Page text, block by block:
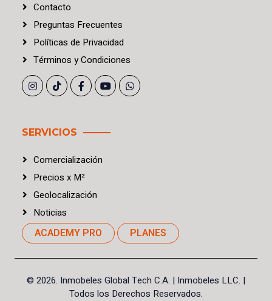
Contacto
Preguntas Frecuentes
Políticas de Privacidad
Términos yCondiciones
SERVICIOS
Comercialización
Precios x M²
Geolocalización
Noticias
ACADEMY PRO PLANES
© 2026. Inmobeles Global Tech C.A. | Inmobeles LLC. |
Todos los Derechos Reservados.